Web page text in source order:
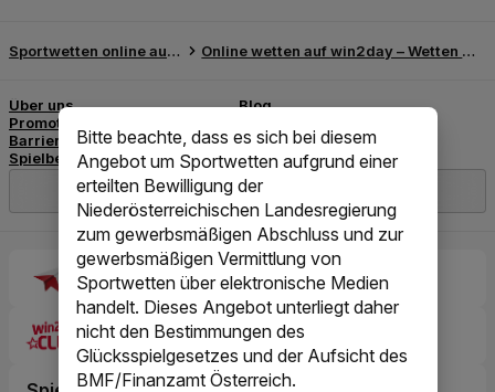
Bitte beachte, dass es sich bei diesem
Angebot um Sportwetten aufgrund einer
erteilten Bewilligung der
Niederösterreichischen Landesregierung
zum gewerbsmäßigen Abschluss und zur
gewerbsmäßigen Vermittlung von
Sportwetten über elektronische Medien
handelt. Dieses Angebot unterliegt daher
nicht den Bestimmungen des
Glücksspielgesetzes und der Aufsicht des
BMF/Finanzamt Österreich.